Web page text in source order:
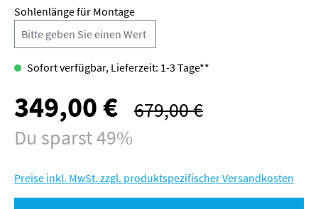
Sohlenlänge für Montage
Sofort verfügbar, Lieferzeit: 1-3 Tage**
Verkaufspreis:
349,00 € Regulärer Preis:
679,00 €
Du sparst 49%
Preise inkl. MwSt. zzgl. produktspezifischer Versandkosten